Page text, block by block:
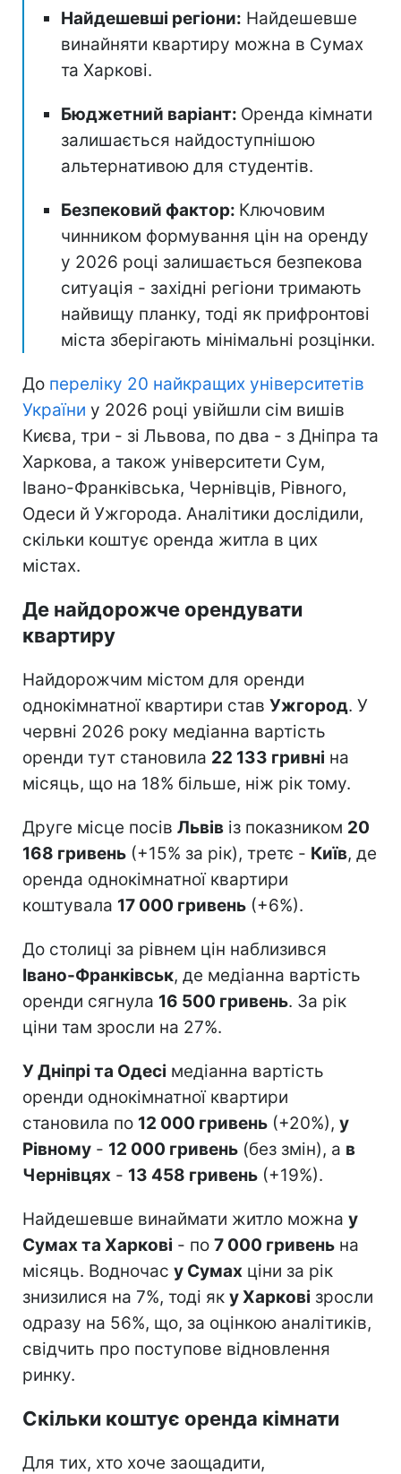
Найдешевші регіони: Найдешевше
винайняти квартиру можна в Сумах
та Харкові.
Бюджетний варіант: Оренда кімнати
залишається найдоступнішою
альтернативою для студентів.
Безпековий фактор: Ключовим
чинником формування цін на оренду
у 2026 році залишається безпекова
ситуація - західні регіони тримають
найвищу планку, тоді як прифронтові
міста зберігають мінімальні розцінки.
До переліку 20 найкращих університетів
України у 2026 році увійшли сім вишів
Києва, три - зі Львова, по два - з Дніпра та
Харкова, а також університети Сум,
Івано-Франківська, Чернівців, Рівного,
Одеси й Ужгорода. Аналітики дослідили,
скільки коштує оренда житла в цих
містах.
Де найдорожче орендувати
квартиру
Найдорожчим містом для оренди
однокімнатної квартири став Ужгород. У
червні 2026 року медіанна вартість
оренди тут становила 22 133 гривні на
місяць, що на 18% більше, ніж рік тому.
Друге місце посів Львів із показником 20
168 гривень (+15% за рік), третє - Київ, де
оренда однокімнатної квартири
коштувала 17 000 гривень (+6%).
До столиці за рівнем цін наблизився
Івано-Франківськ, де медіанна вартість
оренди сягнула 16 500 гривень. За рік
ціни там зросли на 27%.
У Дніпрі та Одесі медіанна вартість
оренди однокімнатної квартири
становила по 12 000 гривень (+20%), у
Рівному - 12 000 гривень (без змін), а в
Чернівцях - 13 458 гривень (+19%).
Найдешевше винаймати житло можна у
Сумах та Харкові - по 7 000 гривень на
місяць. Водночас у Сумах ціни за рік
знизилися на 7%, тоді як у Харкові зросли
одразу на 56%, що, за оцінкою аналітиків,
свідчить про поступове відновлення
ринку.
Скільки коштує оренда кімнати
Для тих, хто хоче заощадити,